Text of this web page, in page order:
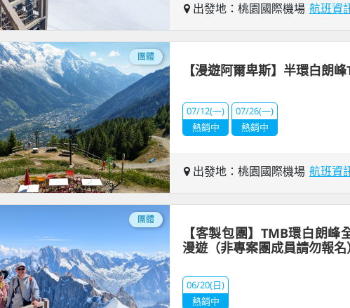
出發地：桃園國際機場 航班資
團體
【漫遊阿爾卑斯】半環白朗
07/12(一)
熱銷中
07/26(一)
熱銷中
出發地：桃園國際機場 航班資
團體
【客製包團】TMB環白朗峰
漫遊（非專案團成員請勿報名
06/20(日)
熱銷中